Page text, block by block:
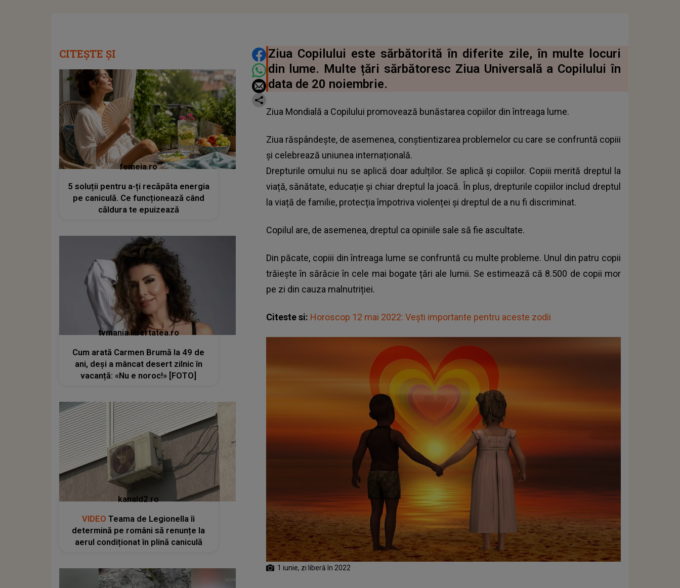
DISTRIBUIE ARTICOLUL
Ziua Copilului este sărbătorită în diferite zile, în multe locuri
din lume. Multe țări sărbătoresc Ziua Universală a Copilului în
data de 20 noiembrie.
Ziua Mondială a Copilului promovează bunăstarea copiilor din întreaga lume.
Ziua răspândește, de asemenea, conștientizarea problemelor cu care se confruntă copiii
și celebrează uniunea internațională.
Drepturile omului nu se aplică doar adulților. Se aplică și copiilor. Copiii merită dreptul la
viață, sănătate, educație și chiar dreptul la joacă. În plus, drepturile copiilor includ dreptul
la viață de familie, protecția împotriva violenței și dreptul de a nu fi discriminat.
Copilul are, de asemenea, dreptul ca opiniile sale să fie ascultate.
Din păcate, copiii din întreaga lume se confruntă cu multe probleme. Unul din patru copii
trăiește în sărăcie în cele mai bogate țări ale lumii. Se estimează că 8.500 de copii mor
pe zi din cauza malnutriției.
Citeste si: Horoscop 12 mai 2022: Veşti importante pentru aceste zodii
1 iunie, zi liberă în 2022
CITEȘTE ȘI
femeia.ro
5 soluții pentru a-ți recăpăta energia
pe caniculă. Ce funcționează când
căldura te epuizează
tvmania.libertatea.ro
Cum arată Carmen Brumă la 49 de
ani, deși a mâncat desert zilnic în
vacanță: «Nu e noroc!» [FOTO]
kanald2.ro
VIDEO Teama de Legionella îi
determină pe români să renunțe la
aerul condiționat în plină caniculă